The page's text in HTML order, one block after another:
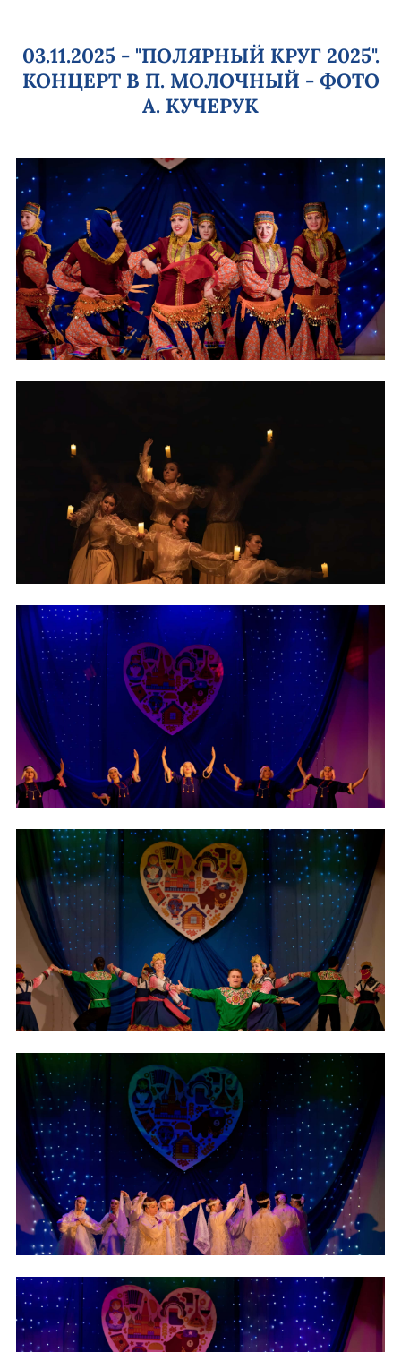
03.11.2025 - "ПОЛЯРНЫЙ КРУГ 2025".
КОНЦЕРТ В П. МОЛОЧНЫЙ - ФОТО
А. КУЧЕРУК